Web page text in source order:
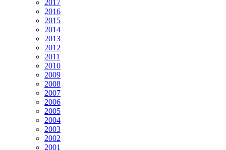
2017
2016
2015
2014
2013
2012
2011
2010
2009
2008
2007
2006
2005
2004
2003
2002
2001